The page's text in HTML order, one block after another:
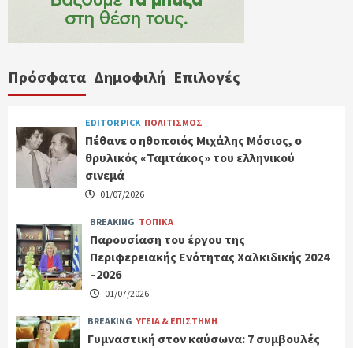
Πρόσφατα Δημοφιλή Επιλογές
EDITOR PICK ΠΟΛΙΤΙΣΜΟΣ
Πέθανε ο ηθοποιός Μιχάλης Μόσιος, ο
θρυλικός «Ταμτάκος» του ελληνικού
σινεμά
01/07/2026
BREAKING ΤΟΠΙΚΑ
Παρουσίαση του έργου της
Περιφερειακής Ενότητας Χαλκιδικής 2024
–2026
01/07/2026
BREAKING ΥΓΕΙΑ & ΕΠΙΣΤΗΜΗ
Γυμναστική στον καύσωνα: 7 συμβουλές